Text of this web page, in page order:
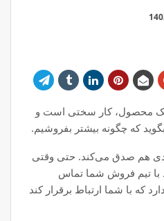
یک محصول، کار سختی است و
که چگونه بیشتر بفروشیم.
هم صدق می‌کند. حتی وقتی
با تیم فروش شما تماس
که با شما ارتباط برقرار کند